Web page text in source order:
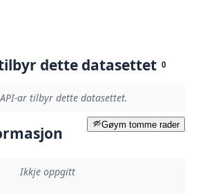
dette datasettet 0
ar tilbyr dette datasettet.
Gøym tomme rader
Ikkje oppgitt